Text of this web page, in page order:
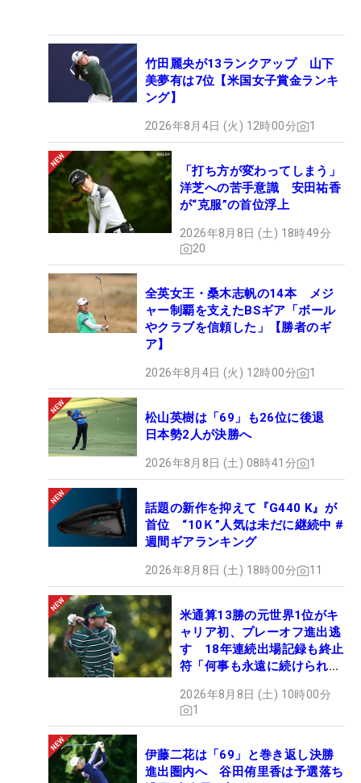
竹田麗央が13ランクアップ 山下
美夢有は7位【米国女子賞金ランキ
ング】
2026年8月4日 (火) 12時00分 1
「打ち方が変わってしまう」
洋芝への苦手意識 安田祐香
が“克服”の首位浮上
2026年8月8日 (土) 18時49分
20
全英女王・桑木志帆の14本 メジ
ャー制覇を支えたBSギア「ボール
やクラブを信頼した」【勝者のギ
ア】
2026年8月4日 (火) 12時00分 1
松山英樹は「69」も26位に後退
日本勢2人が決勝へ
2026年8月8日 (土) 08時41分 1
話題の新作を抑えて『G440 K』が
首位 “10Ｋ”人気は未だに継続中 #
週間ギアランキング
2026年8月8日 (土) 18時00分 11
米通算13勝の元世界1位がキ
ャリア初、プレーオフ進出逃
す 18年連続出場記録も終止
符「何事も永遠に続けられな
2026年8月8日 (土) 10時00分
1
伊藤二花は「69」と巻き返し決勝
進出圏内へ 谷田侑里香は予選落ち